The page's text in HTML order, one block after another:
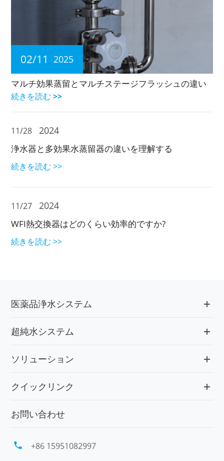
02/11 2025
マルチ効果蒸留とマルチステージフラッシュの違い
続きを読む >>
11/28 2024
浄水器と多効果水蒸留器の違いを理解する
続きを読む >>
11/27 2024
WFI熱交換器はどのくらい効率的ですか?
続きを読む >>
医薬品浄水システム
超純水システム
ソリューション
クイックリンク
お問い合わせ
 +86 15951082997